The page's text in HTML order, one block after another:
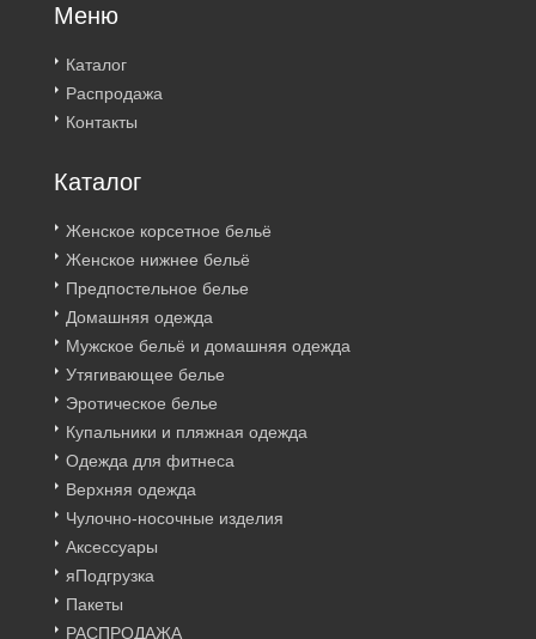
Меню
Каталог
Распродажа
Контакты
Каталог
Женское корсетное бельё
Женское нижнее бельё
Предпостельное белье
Домашняя одежда
Мужское бельё и домашняя одежда
Утягивающее белье
Эротическое белье
Купальники и пляжная одежда
Одежда для фитнеса
Верхняя одежда
Чулочно-носочные изделия
Аксессуары
яПодгрузка
Пакеты
РАСПРОДАЖА